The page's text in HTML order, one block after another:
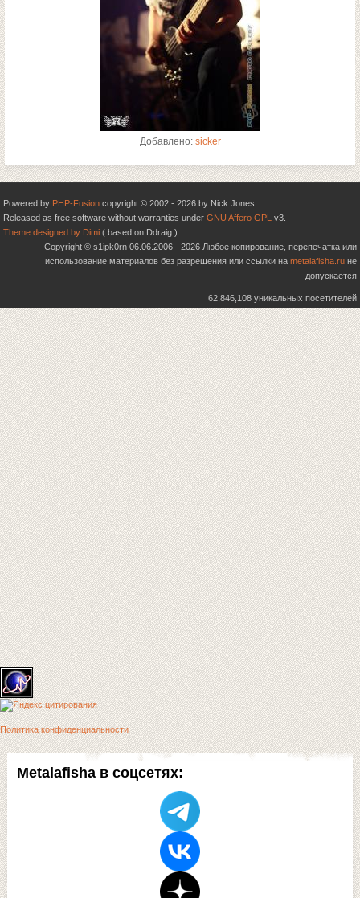
Metalafisha в соцсетях:
Добавлено: sicker
Powered by PHP-Fusion copyright © 2002 - 2026 by Nick Jones.
Released as free software without warranties under GNU Affero GPL v3.
Theme designed by Dimi ( based on Ddraig )
Copyright © s1ipk0rn 06.06.2006 - 2026 Любое копирование, перепечатка или
использование материалов без разрешения или ссылки на metalafisha.ru не
допускается
62,846,108 уникальных посетителей
Политика конфиденциальности